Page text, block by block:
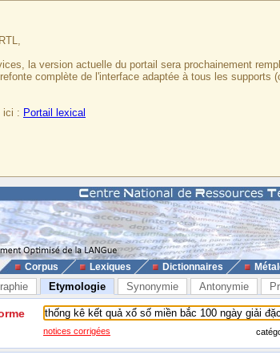
la version actuelle du portail sera prochainement
complète de l'interface adaptée à tous les supports
ici : Portail lexical
Corpus Lexiques Dictionnaires
Etymologie Synonymie Antonymie
notices corrigées